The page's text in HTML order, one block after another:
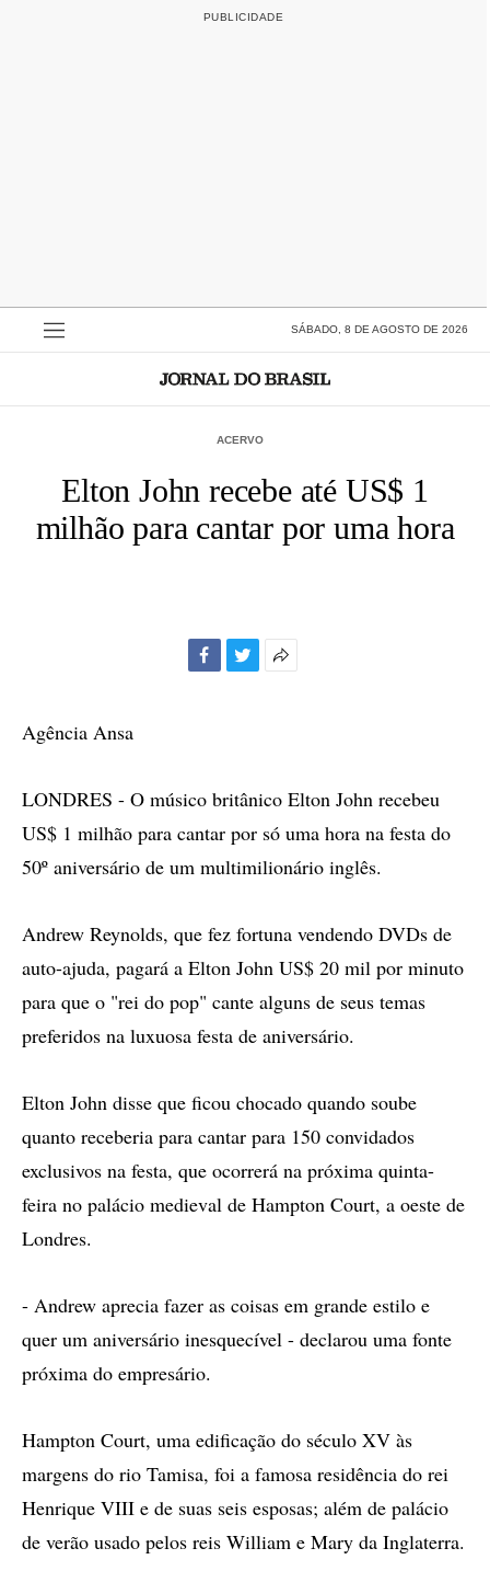
SÁBADO, 8 DE AGOSTO DE 2026
ACERVO
Elton John recebe até US$ 1
milhão para cantar por uma hora
Agência Ansa
LONDRES - O músico britânico Elton John recebeu
US$ 1 milhão para cantar por só uma hora na festa do
50º aniversário de um multimilionário inglês.
Andrew Reynolds, que fez fortuna vendendo DVDs de
auto-ajuda, pagará a Elton John US$ 20 mil por minuto
para que o "rei do pop" cante alguns de seus temas
preferidos na luxuosa festa de aniversário.
Elton John disse que ficou chocado quando soube
quanto receberia para cantar para 150 convidados
exclusivos na festa, que ocorrerá na próxima quinta-
feira no palácio medieval de Hampton Court, a oeste de
Londres.
- Andrew aprecia fazer as coisas em grande estilo e
quer um aniversário inesquecível - declarou uma fonte
próxima do empresário.
Hampton Court, uma edificação do século XV às
margens do rio Tamisa, foi a famosa residência do rei
Henrique VIII e de suas seis esposas; além de palácio
de verão usado pelos reis William e Mary da Inglaterra.